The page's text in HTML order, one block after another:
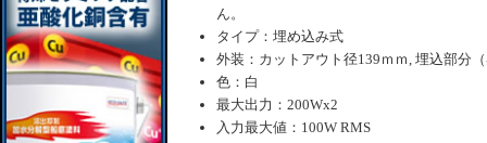
ん。
タイプ：埋め込み式
外装：カットアウト径139ｍｍ, 埋込部分
色：白
最大出力：200Wx2
入力最大値：100W RMS